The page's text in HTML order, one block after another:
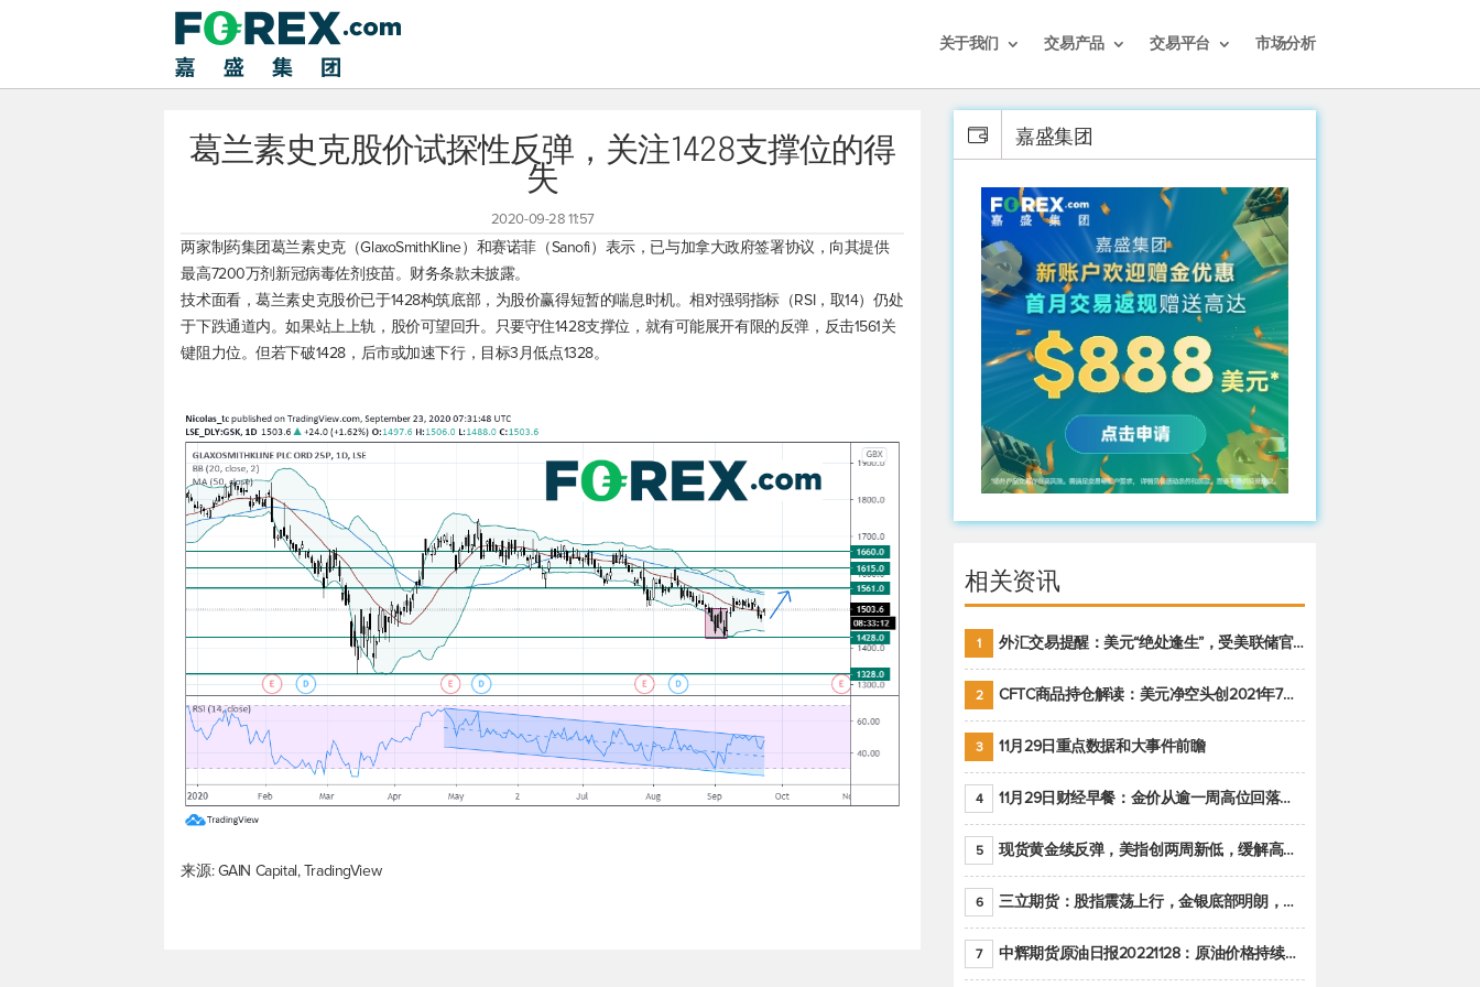
关于我们 交易产品 交易平台 市场分析
葛兰素史克股价试探性反弹，关注1428支撑位的得
失
2020-09-28 11:57
两家制药集团葛兰素史克（GlaxoSmithKline）和赛诺菲（Sanofi）表示，已与加拿大政府签署协议，向其提供
最高7200万剂新冠病毒佐剂疫苗。财务条款未披露。
技术面看，葛兰素史克股价已于1428构筑底部，为股价赢得短暂的喘息时机。相对强弱指标（RSI，取14）仍处
于下跌通道内。如果站上上轨，股价可望回升。只要守住1428支撑位，就有可能展开有限的反弹，反击1561关
键阻力位。但若下破1428，后市或加速下行，目标3月低点1328。
来源: GAIN Capital, TradingView
嘉盛集团
相关资讯
1 外汇交易提醒：美元“绝处逢生”，受美联储官员鹰派讲话支撑
2 CFTC商品持仓解读：美元净空头创2021年7月以来最大，黄金期货投机性净多头头寸减少
3 11月29日重点数据和大事件前瞻
4 11月29日财经早餐：金价从逾一周高位回落，美联储官员重申鹰派立场推动美元回升
5 现货黄金续反弹，美指创两周新低，缓解高通胀美国须治本
6 三立期货：股指震荡上行，金银底部明朗，原油偏弱走势(20221128收评)
7 中辉期货原油日报20221128：原油价格持续下降，市场关注OPEC+新一轮产能政策